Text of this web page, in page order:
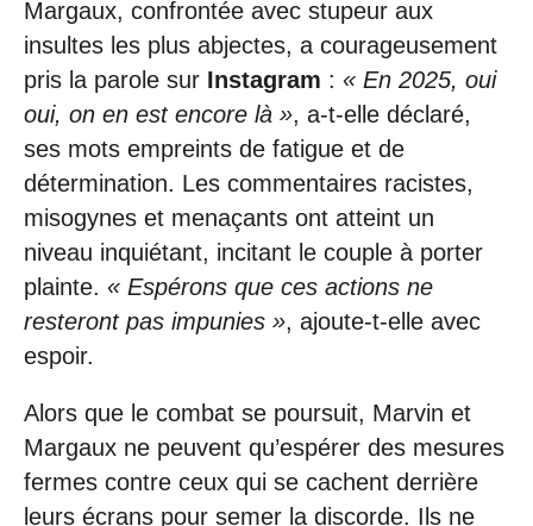
Margaux, confrontée avec stupeur aux
insultes les plus abjectes, a courageusement
pris la parole sur Instagram : « En 2025, oui
oui, on en est encore là », a-t-elle déclaré,
ses mots empreints de fatigue et de
détermination. Les commentaires racistes,
misogynes et menaçants ont atteint un
niveau inquiétant, incitant le couple à porter
plainte. « Espérons que ces actions ne
resteront pas impunies », ajoute-t-elle avec
espoir.
Alors que le combat se poursuit, Marvin et
Margaux ne peuvent qu’espérer des mesures
fermes contre ceux qui se cachent derrière
leurs écrans pour semer la discorde. Ils ne